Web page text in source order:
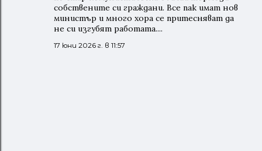
собствените си граждани. Все пак имат нов
министър и много хора се притесняват да
не си изгубят работата....
17 юни 2026 г. в 11:57